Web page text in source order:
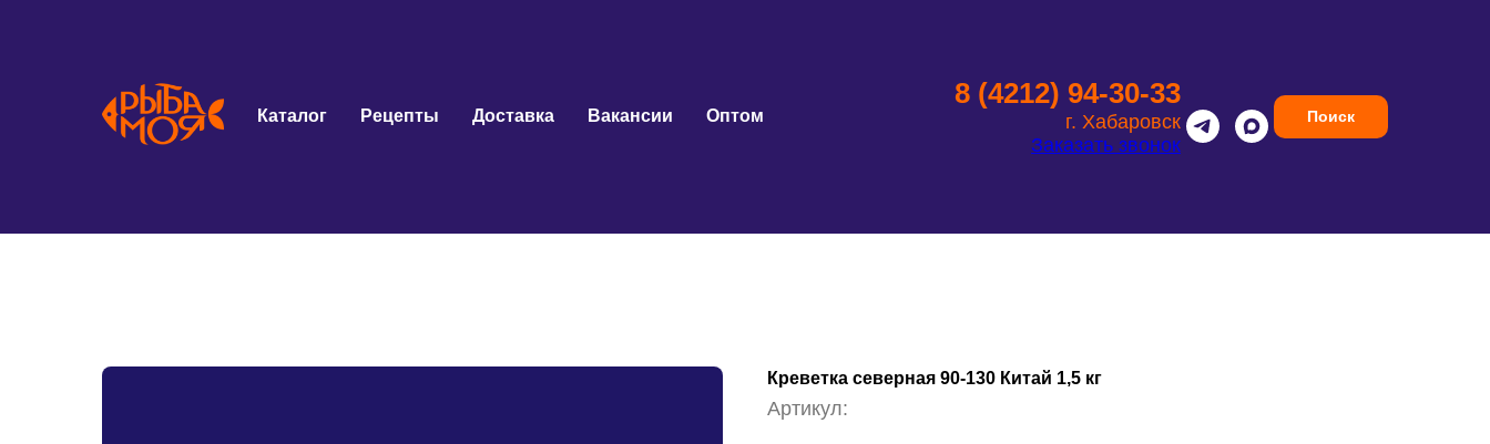
Каталог Рецепты Доставка Вакансии Оптом
8 (4212) 94-30-33
г. Хабаровск
Заказать звонок
Поиск
Креветка северная 90-130 Китай 1,5 кг
Артикул: